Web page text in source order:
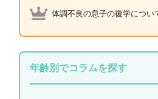
体調不良の息子の復学につい
年齢別でコラムを探す